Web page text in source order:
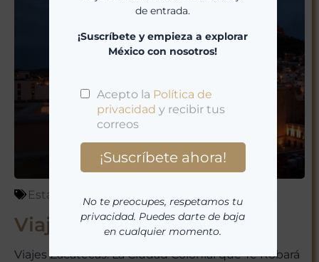
Estados de México
Viajes Zacatecas
Viajes Zacatecas: La Ciudad Colonial que Te Robará
México con nosotros!
No te preocupes, respetamos tu
privacidad. Puedes darte de baja